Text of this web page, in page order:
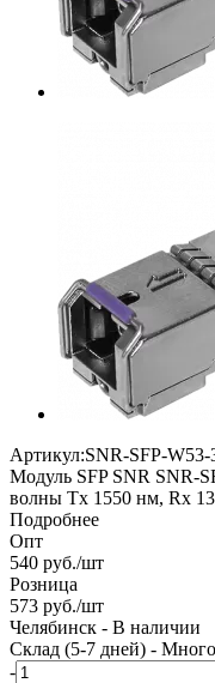
Артикул:SNR-SFP-W53-
Модуль SFP SNR SNR-
волны Tx 1550 нм, Rx
Подробнее
Опт
540 руб./шт
Розница
573 руб./шт
Челябинск - В наличии
Склад (5-7 дней) - Много
-